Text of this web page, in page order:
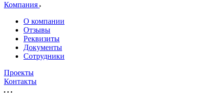
Компания
О компании
Отзывы
Реквизиты
Документы
Сотрудники
Проекты
Контакты